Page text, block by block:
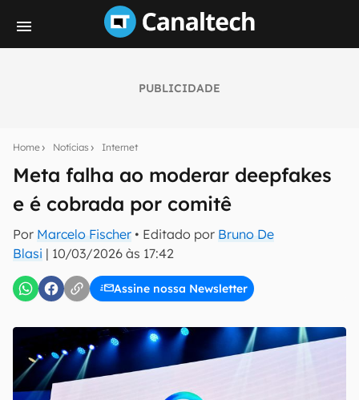
PUBLICIDADE
Home Notícias Internet
Meta falha ao moderar deepfakes
e é cobrada por comitê
Por Marcelo Fischer • Editado por Bruno De
Blasi | 10/03/2026 às 17:42
Assine nossa Newsletter
notícias e reviews sobre tecnologia em primeira
mão.
E-mail
Uso e Política de Privacidade do Canaltech.